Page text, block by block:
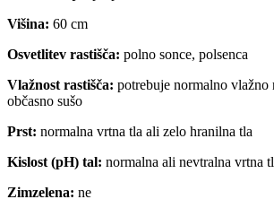
Višina: 60 cm
Osvetlitev rastišča: polno sonce, polsenca
Vlažnost rastišča: potrebuje normalno vlažno
občasno sušo
Prst: normalna vrtna tla ali zelo hranilna tla
Kislost (pH) tal: normalna ali nevtralna vrtna
Zimzelena: ne